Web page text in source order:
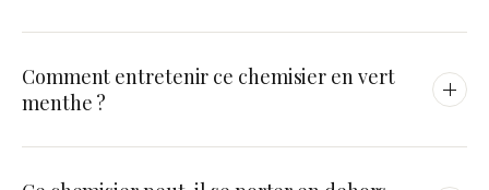
Comment entretenir ce chemisier en vert
menthe ?